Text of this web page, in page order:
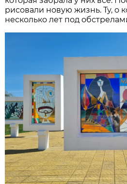
рисовали новую жизнь. Ту, о
несколько лет под